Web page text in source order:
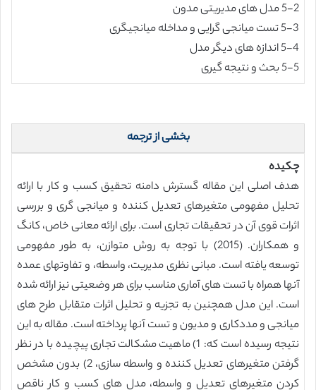
5-2 مدل های مدیریتی مدون
5-3 تست میانجی گرایی و مداخله میانجیگری
5-4 اندازه های دیگر مدل
5-5 بحث و نتیجه گیری
بخشی از ترجمه
چکیده
هدف اصلی این مقاله گسترش دامنه تحقیق کسب و کار با ارائه
تحلیل مفهومی متغیرهای تعدیل کننده و میانجی گری و بررسی
اثرات قوی آن در تحقیقات تجاری است. برای ارائه معانی خاص، کانگ
و همکاران. (2015) با توجه به روش متوازن، به طور مفهومی
توسعه یافته است. مبانی نظری مديريت، واسطه، و تفاوتهای عمده
آنها همراه با تست های آماری مناسب برای هر وضعیتی نیز ارائه شده
است. این مدل همچنین به تجزیه و تحلیل اثرات متقابل طرح های
میانجی و مددکاری و مدیون و تست آنها پرداخته است. مقاله به این
نتیجه رسیده است که: 1) ماهیت مشکالت تجاری پیچیده با در نظر
گرفتن متغیرهای تعدیل کننده و واسطه سازی، 2) بدون مشخص
کردن متغیرهای تعدیل و واسطه، مدل های کسب و کار ناقص